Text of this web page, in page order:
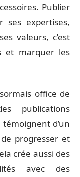
Publier
ses expertises,
valeurs, c’est
et marquer les
office de
publications
d’un
progresser et
crée aussi des
avec des